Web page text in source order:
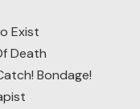
Exist
Death
Bondage!